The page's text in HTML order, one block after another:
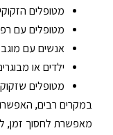
מטופלים
מטופלים עם
אנשים עם
ילדים או
מטופלים
במקרים רבים,
מאפשרת לחסוך זמן,